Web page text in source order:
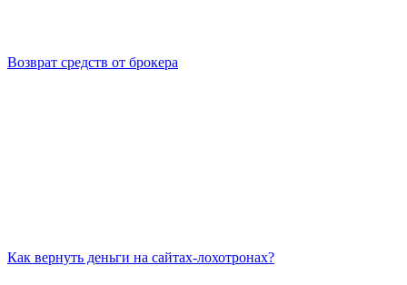
Возврат средств от брокера
Как вернуть деньги на сайтах-лохотронах?